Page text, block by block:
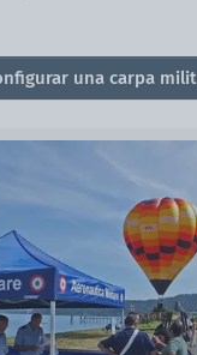
una carpa